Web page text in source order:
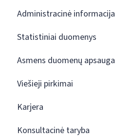
Administracinė informacija
Statistiniai duomenys
Asmens duomenų apsauga
Viešieji pirkimai
Karjera
Konsultacinė taryba